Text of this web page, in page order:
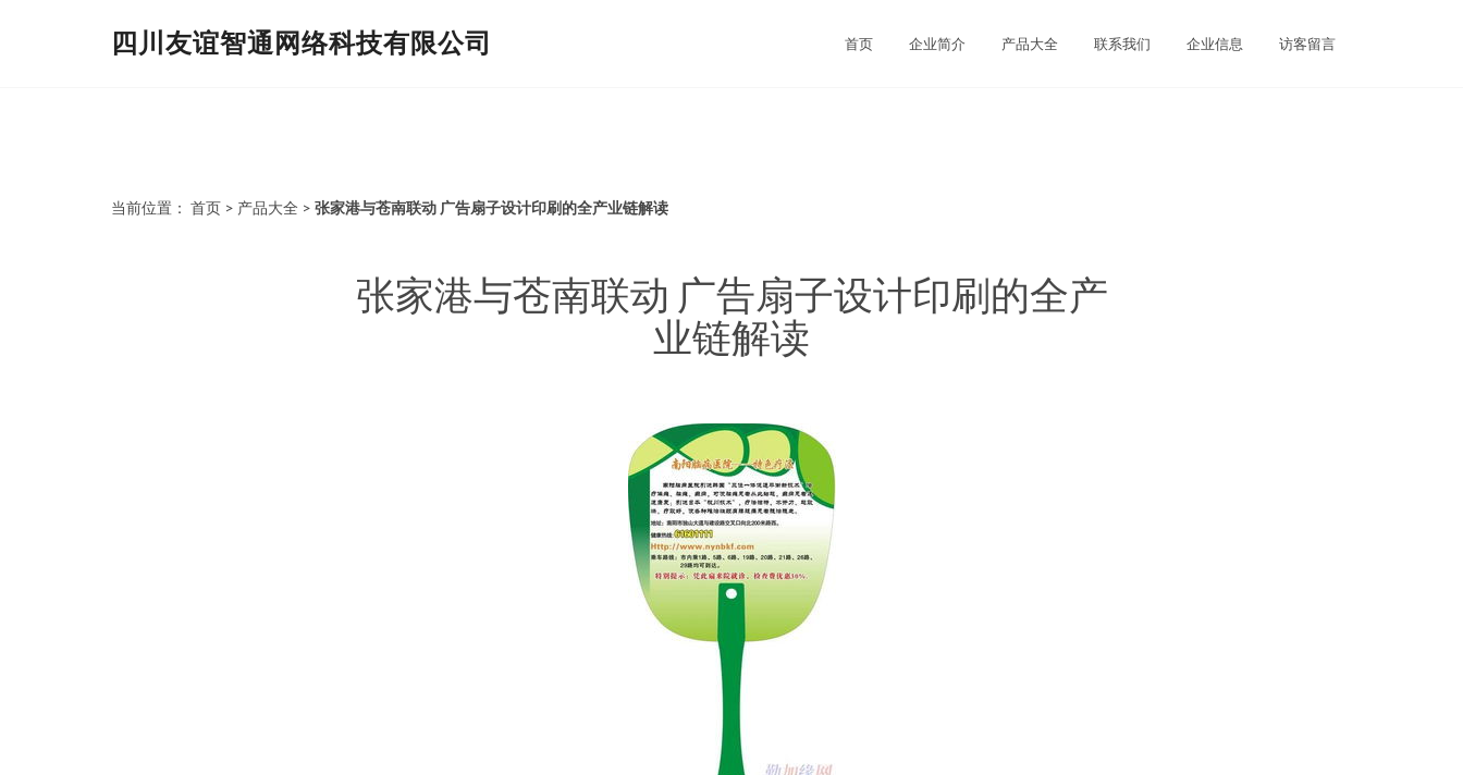
四川友谊智通网络科技有限公司 首页 企业简介 产品大全 联系我们 企业信息 访客留言
当前位置： 首页 > 产品大全 > 张家港与苍南联动 广告扇子设计印刷的全产业链解读
张家港与苍南联动 广告扇子设计印刷的全产
业链解读